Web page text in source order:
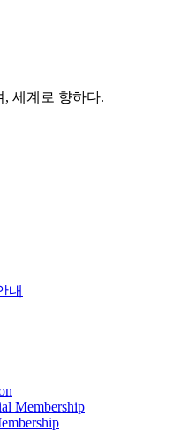
, 세계로 향하다.
내
Membership